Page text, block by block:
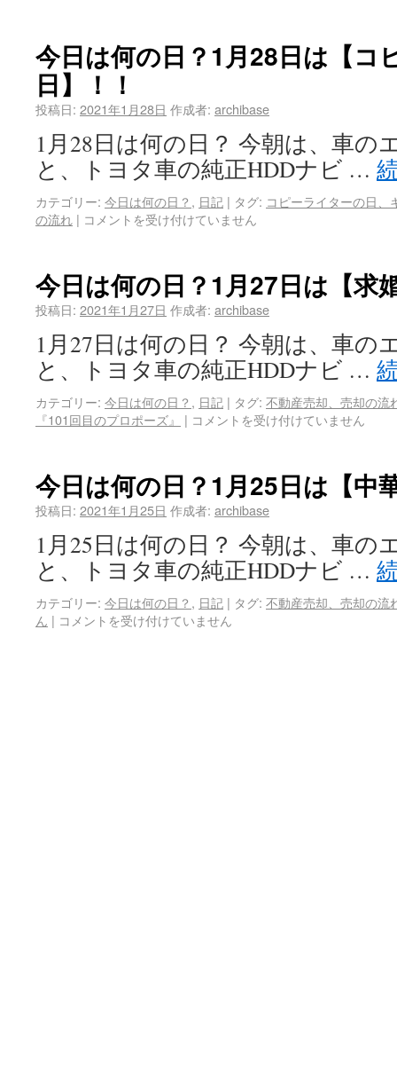
今日は何の日？1月28日は【コ
日】！！
投稿日: 2021年1月28日 作成者: archibase
1月28日は何の日？ 今朝は、車の
と、トヨタ車の純正HDDナビ …
カテゴリー: 今日は何の日？ , 日記 | タグ: コピーライターの日、
の流れ | コメントを受け付けていません
今日は何の日？1月27日は【求
投稿日: 2021年1月27日 作成者: archibase
1月27日は何の日？ 今朝は、車の
と、トヨタ車の純正HDDナビ …
カテゴリー: 今日は何の日？ , 日記 | タグ: 不動産売却、売却の流
『101回目のプロポーズ』
| コメントを受け付けていません
今日は何の日？1月25日は【中
投稿日: 2021年1月25日 作成者: archibase
1月25日は何の日？ 今朝は、車の
と、トヨタ車の純正HDDナビ …
カテゴリー: 今日は何の日？ , 日記 | タグ: 不動産売却、売却の流
ん | コメントを受け付けていません